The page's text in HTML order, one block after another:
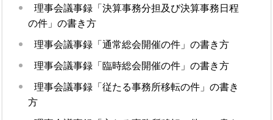
理事会議事録「決算事務分担及び決算事務日程
の件」の書き方
理事会議事録「通常総会開催の件」の書き方
理事会議事録「臨時総会開催の件」の書き方
理事会議事録「従たる事務所移転の件」の書き
方